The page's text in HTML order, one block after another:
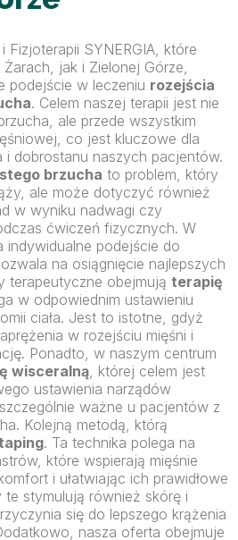
Fizjoterapii SYNERGIA, które
jak i Zielonej Górze,
podejście w leczeniu rozejścia
. Celem naszej terapii jest nie
ale przede wszystkim
co jest kluczowe dla
i dobrostanu naszych pacjentów.
brzucha to problem, który
ale może dotyczyć również
w wyniku nadwagi czy
ćwiczeń fizycznych. W
indywidualne podejście do
na osiągnięcie najlepszych
terapeutyczne obejmują terapię
w odpowiednim ustawieniu
ciała. Jest to istotne, gdyż
w rozejściu mięśni i
Ponadto, w naszym centrum
wisceralną, której celem jest
ustawienia narządów
ważne u pacjentów z
Kolejną metodą, którą
. Ta technika polega na
które wspierają mięśnie
i ułatwiając ich prawidłowe
stymulują również skórę i
się do lepszego krążenia
nasza oferta obejmuje